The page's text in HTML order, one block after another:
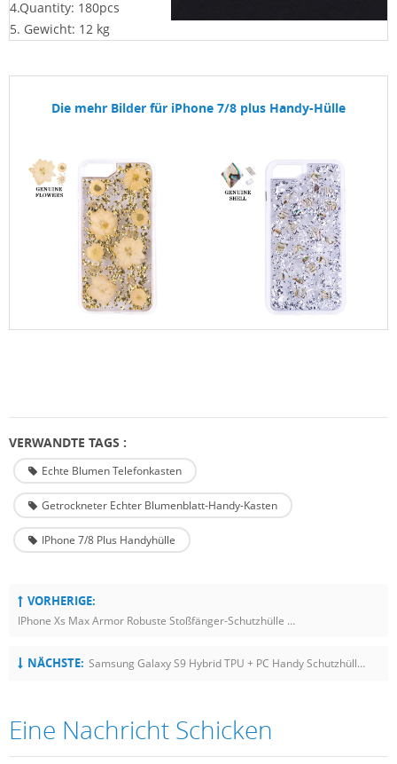
4.Quantity: 180pcs
5. Gewicht: 12 kg
Die mehr Bilder für iPhone 7/8 plus Handy-Hülle
VERWANDTE TAGS :
Echte Blumen Telefonkasten
Getrockneter Echter Blumenblatt-Handy-Kasten
IPhone 7/8 Plus Handyhülle
VORHERIGE:
IPhone Xs Max Armor Robuste Stoßfänger-Schutzhülle Stoßfest
NÄCHSTE: Samsung Galaxy S9 Hybrid TPU + PC Handy Schutzhülle Cover
Eine Nachricht Schicken